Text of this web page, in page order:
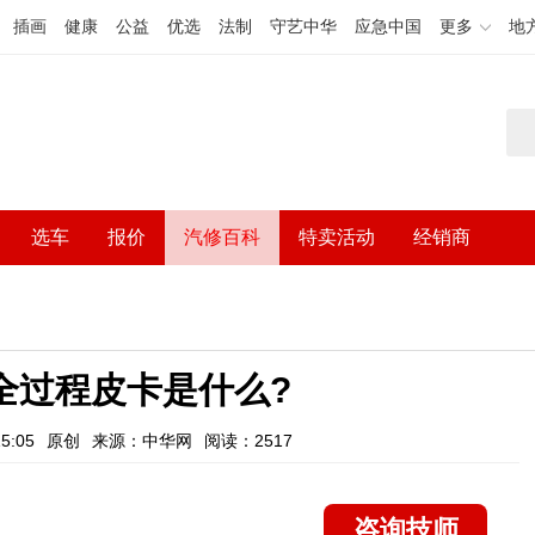
插画 健康 公益 优选 法制 守艺中华 应急中国 更多 地
选车 报价 汽修百科 特卖活动 经销商
过程皮卡是什么?
原创 来源：中华网 阅读：2517